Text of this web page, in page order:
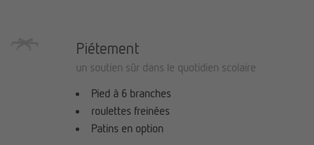
Piétement
un soutien sûr dans le quotidien scolaire
Pied à 6 branches
roulettes freinées
Patins en option